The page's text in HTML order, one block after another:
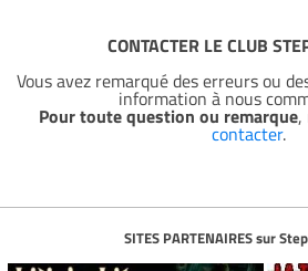
CONTACTER LE CLUB
Vous avez remarqué des erreurs ou
information à nous
Pour toute question ou remarque,
contacter.
SITES PARTENAIRES sur